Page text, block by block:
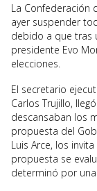
La Confederación
ayer suspender
debido a que tras
presidente Evo
elecciones.
El secretario
Carlos Trujillo,
descansaban los
propuesta del
Luis Arce, los
propuesta se
determinó por